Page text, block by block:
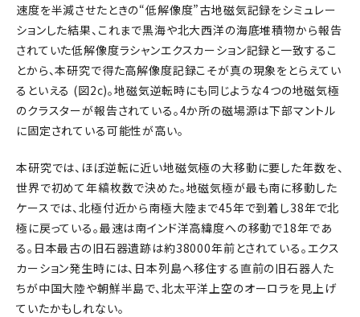
速度を半減させたときの“低解像度”古地磁気記録をシミュレー
ションした結果、これまで黒海や北大西洋の海底堆積物から報告
されていた低解像度ラシャンエクスカーション記録と一致するこ
とから、本研究で得た高解像度記録こそが真の現象をとらえてい
るといえる (図2c)。地磁気逆転時にも同じような4つの地磁気極
のクラスターが報告されている。4か所の磁場源は下部マントル
に固定されている可能性が高い。
本研究では、ほぼ逆転に近い地磁気極の大移動に要した年数を、
世界で初めて年縞枚数で決めた。地磁気極が最も南に移動した
ケースでは、北極付近から南極大陸まで45年で到着し38年で北
極に戻っている。最速は南インド洋高緯度への移動で18年であ
る。日本最古の旧石器遺跡は約38000年前とされている。エクス
カーション発生時には、日本列島へ移住する直前の旧石器人た
ちが中国大陸や朝鮮半島で、北太平洋上空のオーロラを見上げ
ていたかもしれない。